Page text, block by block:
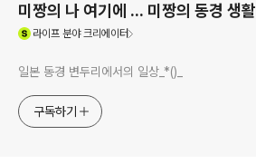
미짱의 나 여기에 ... 미짱의 동경 생활
라이프분야 크리에이터
일본 동경 변두리에서의 일상_*()_
구독하기